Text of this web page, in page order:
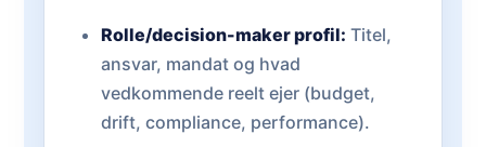
Rolle/decision-maker profil: Titel,
ansvar, mandat og hvad
vedkommende reelt ejer (budget,
drift, compliance, performance).